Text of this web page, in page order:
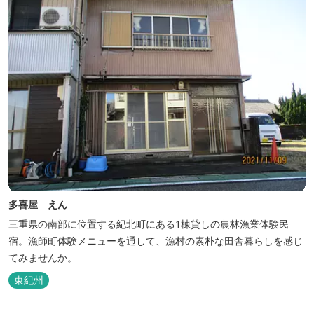
多喜屋 えん
三重県の南部に位置する紀北町にある1棟貸しの農林漁業体験民
宿。漁師町体験メニューを通して、漁村の素朴な田舎暮らしを感じ
てみませんか。
東紀州